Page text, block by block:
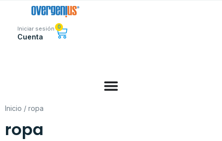
Iniciar sesión
Cuenta
0
Inicio / ropa
ropa